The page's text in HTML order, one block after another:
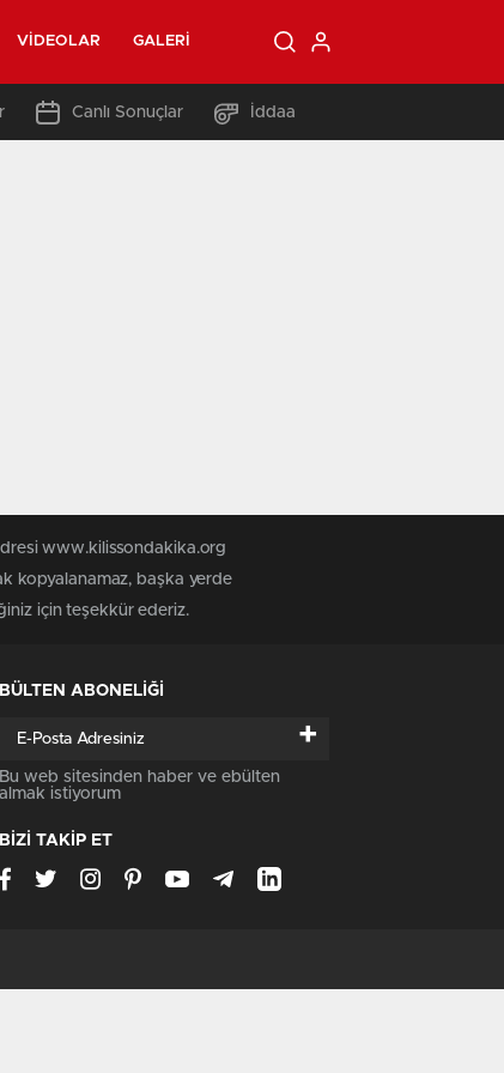
VIDEOLAR GALERI
Canlı Sonuçlar İddaa
www.kilissondakika.org
kopyalanamaz, başka yerde
için teşekkür ederiz.
BÜLTEN ABONELİĞİ
+
Bu web sitesinden haber ve ebülten
almak istiyorum
BİZİ TAKİP ET